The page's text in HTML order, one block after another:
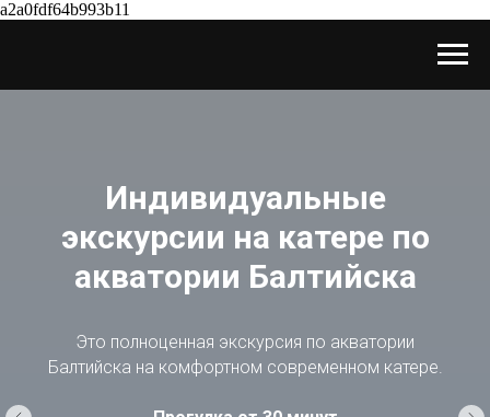
a2a0fdf64b993b11
Индивидуальные
экскурсии на катере по
акватории Балтийска
Это полноценная экскурсия по акватории
Балтийска на комфортном современном катере.